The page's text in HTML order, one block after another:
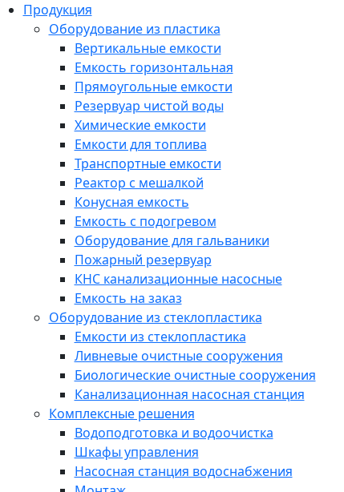
Продукция
Оборудование из пластика
Вертикальные емкости
Емкость горизонтальная
Прямоугольные емкости
Резервуар чистой воды
Химические емкости
Емкости для топлива
Транспортные емкости
Реактор с мешалкой
Конусная емкость
Емкость с подогревом
Оборудование для гальваники
Пожарный резервуар
КНС канализационные насосные
Емкость на заказ
Оборудование из стеклопластика
Емкости из стеклопластика
Ливневые очистные сооружения
Биологические очистные сооружения
Канализационная насосная станция
Комплексные решения
Водоподготовка и водоочистка
Шкафы управления
Насосная станция водоснабжения